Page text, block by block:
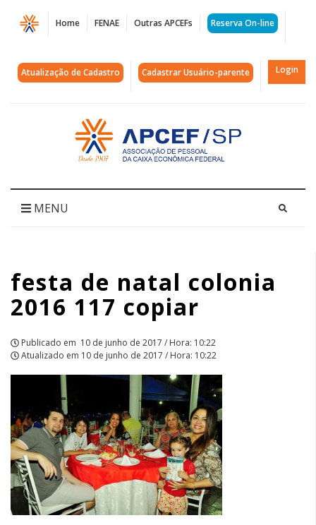
Página
festa
de
colonia
copiar
Home FENAE Outras APCEFs Reserva On-line
Atualização de Cadastro Cadastrar Usuário-parente Login
Acessar
página
inicial
MENU
festa de natal colonia
2016 117 copiar
Publicado em 10 de junho de 2017 / Hora: 10:22
Atualizado em 10 de junho de 2017 / Hora: 10:22